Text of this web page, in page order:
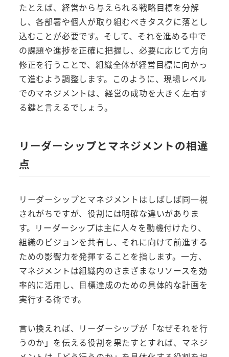
たとえば、経営から与えられる戦略目標を分解
し、各部署や個人が取り組むべきタスクに落とし
込むことが必要です。そして、それを進める中で
の課題や進捗を正確に把握し、必要に応じて方向
修正を行うことで、組織全体が経営目標に向かっ
て進むよう調整します。このように、現場レベル
でのマネジメントは、経営の成功を大きく左右す
る鍵と言えるでしょう。
リーダーシップとマネジメントの相違
点
リーダーシップとマネジメントはしばしば同一視
されがちですが、役割には明確な違いがありま
す。リーダーシップは主に人々を動機付けたり、
組織のビジョンを共有し、それに向けて前進する
ための影響力を発揮することを指します。一方、
マネジメントは組織内のさまざまなリソースを効
率的に活用し、目標達成のための具体的な計画を
実行する術です。
言い換えれば、リーダーシップが「なぜそれを行
うのか」を伝える役割を果たすとすれば、マネジ